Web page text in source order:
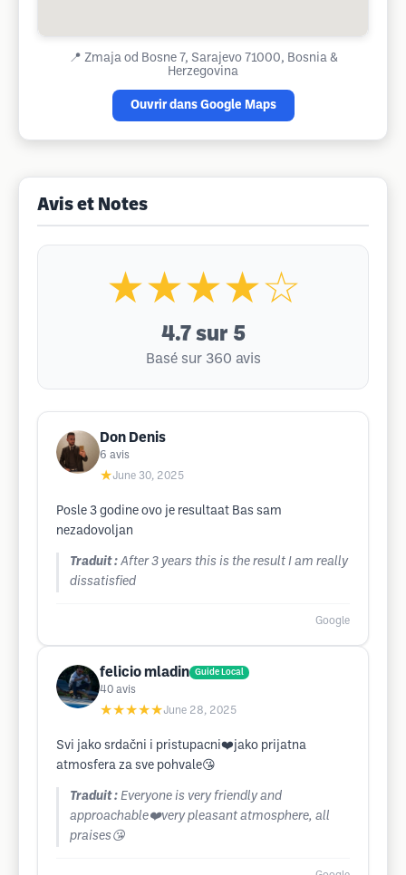
📍 Zmaja od Bosne 7, Sarajevo 71000, Bosnia &
Herzegovina
Ouvrir dans Google Maps
Avis et Notes
★★★★☆
4.7 sur 5
Basé sur 360 avis
Don Denis
6 avis
★June 30, 2025
Posle 3 godine ovo je resultaat Bas sam
nezadovoljan
Traduit : After 3 years this is the result I am really
dissatisfied
Google
felicio mladin Guide Local
40 avis
★★★★★June 28, 2025
Svi jako srdačni i pristupacni❤️jako prijatna
atmosfera za sve pohvale😘
Traduit : Everyone is very friendly and
approachable❤️very pleasant atmosphere, all
praises😘